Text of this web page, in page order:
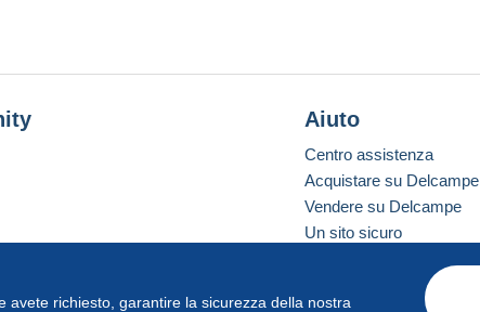
avete richiesto, garantire la sicurezza della nostra
Aiuto
Centro assistenza
Acquistare su Delcampe
Vendere su Delcampe
Un sito sicuro